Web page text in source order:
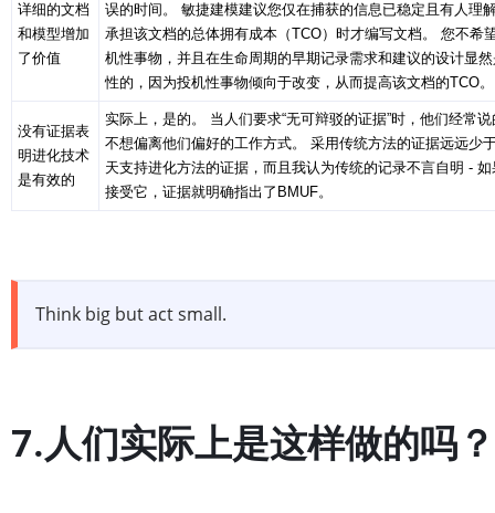
详细的文档
和模型增加
了价值
误的时间。 敏捷建模建议您仅在捕获的信息已稳定且有人理
承担该文档的总体拥有成本（TCO）时才编写文档。 您不希
机性事物，并且在生命周期的早期记录需求和建议的设计显
性的，因为投机性事物倾向于改变，从而提高该文档的TCO。
没有证据表
明进化技术
是有效的
实际上，是的。 当人们要求“无可辩驳的证据”时，他们经常
不想偏离他们偏好的工作方式。 采用传统方法的证据远远少
天支持进化方法的证据，而且我认为传统的记录不言自明 -
接受它，证据就明确指出了BMUF。
Think big but act small.
7.人们实际上是这样做的吗？